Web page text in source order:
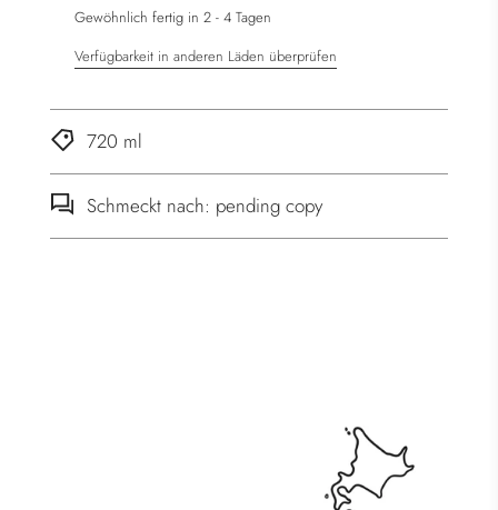
e
.
.
Gewöhnlich fertig in 2 - 4 Tagen
Verfügbarkeit in anderen Läden überprüfen
720 ml
Schmeckt nach: pending copy